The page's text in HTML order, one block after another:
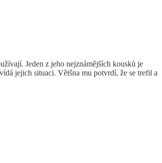
Jeden z jeho nejznámějších kousků je
jejich situaci. Většna mu potvrdí, že se trefil a